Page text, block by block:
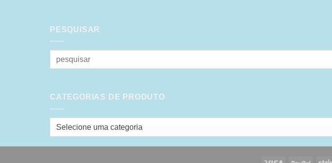
PESQUISAR
Pesquisar
por:
CATEGORIAS DE PRODUTO
Selecione uma categoria